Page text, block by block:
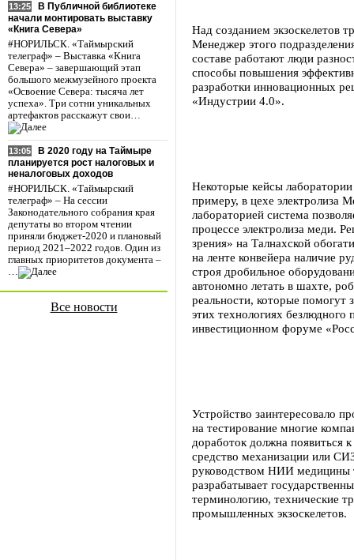
13:25
В Публичной библиотеке
начали монтировать выставку
«Книга Севера»
#НОРИЛЬСК. «Таймырский
телеграф» – Выставка «Книга
Севера» – завершающий этап
большого межмузейного проекта
«Освоение Севера: тысяча лет
успеха». Три сотни уникальных
артефактов расскажут свои…
13:05
В 2020 году на Таймыре
планируется рост налоговых и
неналоговых доходов
#НОРИЛЬСК. «Таймырский
телеграф» – На сессии
Законодательного собрания края
депутаты во втором чтении
приняли бюджет-2020 и плановый
период 2021–2022 годов. Один из
главных приоритетов документа –
…
Все новости
Над созданием экзоскелетов
Менеджер этого
составе работают люди
способы повышения
разработки инновационных
«Индустрии 4.0».
Некоторые кейсы
примеру, в цехе электролиза
лабораторией система
процессе электролиза меди.
зрения» на Талнахской
на ленте конвейера наличие
строя дробильное
автономно летать в шахте,
реальности, которые помогут
этих технологиях безлюдного
инвестиционном форуме
Устройство заинтересовало
на тестирование многие
доработок должна появиться
средство механизации или
руководством НИИ медицины
разрабатывает
терминологию, технические
промышленных экзоскелетов.